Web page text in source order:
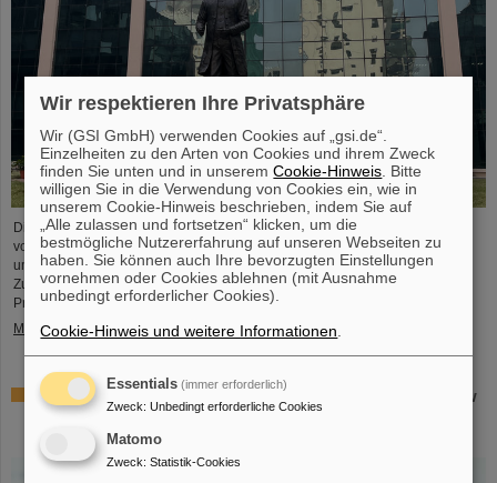
Die Geschäftsführung von GSI und FAIR sowie Expertendelegationen haben
vor kurzem bei Besuchen im FAIR-Partnerland wichtige Gespräche geführt,
um entscheidende Weichenstellungen für die weitere nachhaltige
Zusammenarbeit zwischen GSI/FAIR und Indien im Rahmen des FAIR-
Projekts vorzunehmen.
Mehr »
GSI-Forscherin Almudena Arcones zu Max-Planck-Fellow
am Max-Planck-Institut für Kernphysik in Heidelberg
Wir respektieren Ihre Privatsphäre
Wir (GSI GmbH) verwenden Cookies auf „gsi.de“.
Einzelheiten zu den Arten von Cookies und ihrem Zweck
finden Sie unten und in unseremCookie-Hinweis . Bitte
willigen Sie in die Verwendung von Cookies ein, wie in
unserem Cookie-Hinweis beschrieben, indem Sie auf
„Alle zulassen und fortsetzen“ klicken, um die
bestmögliche Nutzererfahrung auf unseren Webseiten zu
haben. Sie können auch Ihre bevorzugten Einstellungen
vornehmen oder Cookies ablehnen (mit Ausnahme
unbedingt erforderlicher Cookies).
Cookie-Hinweis und weitere Informationen
Essentials (immer erforderlich)
Zweck: Unbedingt erforderliche Cookies
Matomo
Zweck: Statistik-Cookies